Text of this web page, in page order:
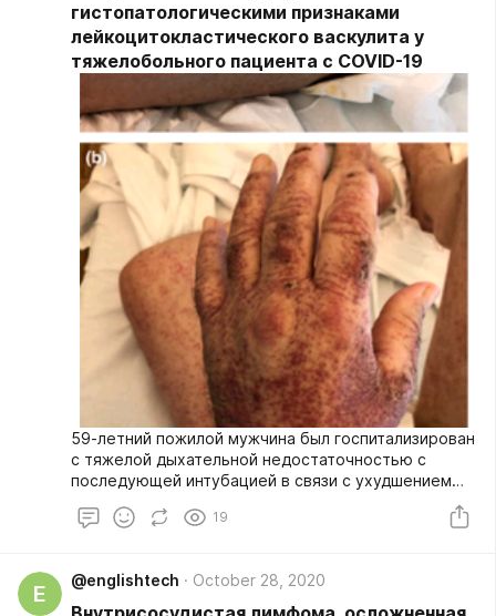
гистопатологическими признаками
лейкоцитокластического васкулита у
тяжелобольного пациента с COVID-19
59-летний пожилой мужчина был госпитализирован
с тяжелой дыхательной недостаточностью с
последующей интубацией в связи с ухудшением
пребывания в больнице он получал несколько
линезолид, гентамицин и меропенем и амикацин). У
пациента в анамнезе не было аллергии на
19
E
@englishtech October 28, 2020